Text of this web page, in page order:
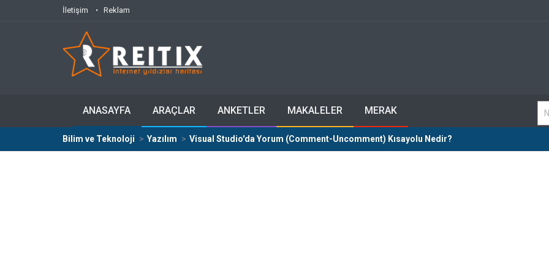
İletişim Reklam
ANASAYFA ARAÇLAR ANKETLER MAKALELER MERAK
Bilim ve Teknoloji Yazılım Visual Studio'da Yorum (Comment-Uncomment) Kısayolu Nedir?